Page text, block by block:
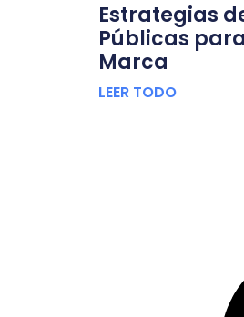
Estrategias
Públicas
Marca
LEER TODO